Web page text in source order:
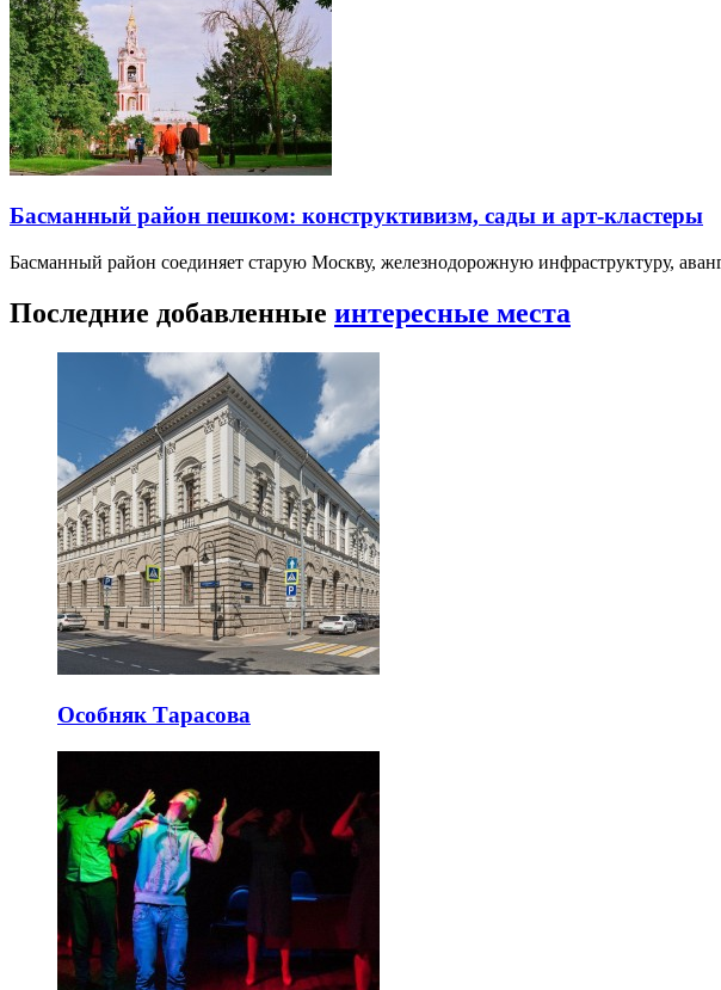
Басманный район пешком: конструктивизм, сады и арт-кластеры
Басманный район соединяет старую Москву, железнодорожную инфраструктуру,
Последние добавленные интересные места
Особняк Тарасова